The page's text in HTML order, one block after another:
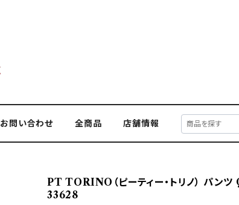
お問い合わせ 全商品 店舗情報
PT TORINO（ピーティー・トリノ） パン
33628